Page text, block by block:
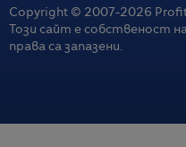
Copyright © 2007-2026
Този сайт е собственост
права са запазени.